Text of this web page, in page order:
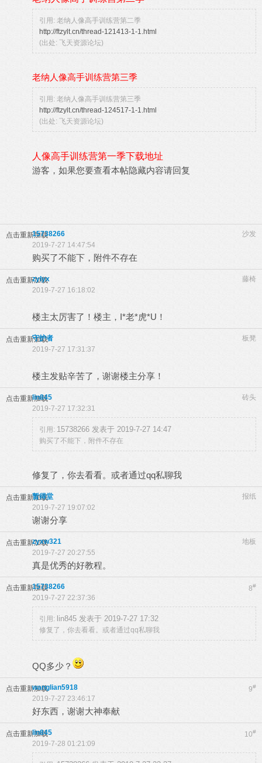
引用: 老纳人像高手训练营第二季
http://ftzylt.cn/thread-121413-1-1.html
(出处: 飞天资源论坛)
老纳人像高手训练营第三季
引用: 老纳人像高手训练营第三季
http://ftzylt.cn/thread-124517-1-1.html
(出处: 飞天资源论坛)
人像高手训练营第一季下载地址
游客，如果您要查看本帖隐藏内容请回复
点击重新加载 沙发
15738266
2019-7-27 14:47:54
购买了不能下，附件不存在
点击重新加载 藤椅
zylyx
2019-7-27 16:18:02
楼主太厉害了！楼主，I*老*虎*U！
点击重新加载 板凳
守护者
2019-7-27 17:31:37
楼主发贴辛苦了，谢谢楼主分享！
点击重新加载 砖头
lin845
2019-7-27 17:32:31
引用: 15738266 发表于 2019-7-27 14:47
购买了不能下，附件不存在
修复了，你去看看。或者通过qq私聊我
点击重新加载 报纸
暂得堂
2019-7-27 19:07:02
谢谢分享
点击重新加载 地板
zyxw321
2019-7-27 20:27:55
真是优秀的好教程。
点击重新加载 8#
15738266
2019-7-27 22:37:36
引用: lin845 发表于 2019-7-27 17:32
修复了，你去看看。或者通过qq私聊我
QQ多少？
点击重新加载 9#
wanglian5918
2019-7-27 23:46:17
好东西，谢谢大神奉献
点击重新加载 10#
lin845
2019-7-28 01:21:09